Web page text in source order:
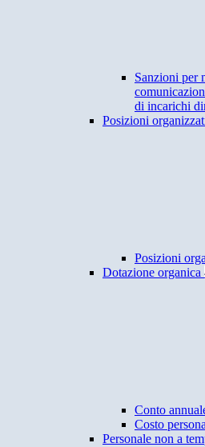
Sanzioni per
di incarichi
Posizioni
Posizioni
Dotazione organica
Conto
Costo
Personale non a